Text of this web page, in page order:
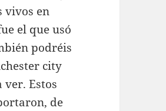
vivos en
el que usó
podréis
city
Estos
de